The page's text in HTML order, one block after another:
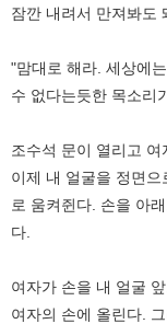
잠깐 내려서 만져봐도
"맘대로 해라. 세상에
수 없다는듯한 목소리
조수석 문이 열리고 여
이제 내 얼굴을 정면
로 움켜쥔다. 손을 아
다.
여자가 손을 내 얼굴
여자의 손에 올린다.